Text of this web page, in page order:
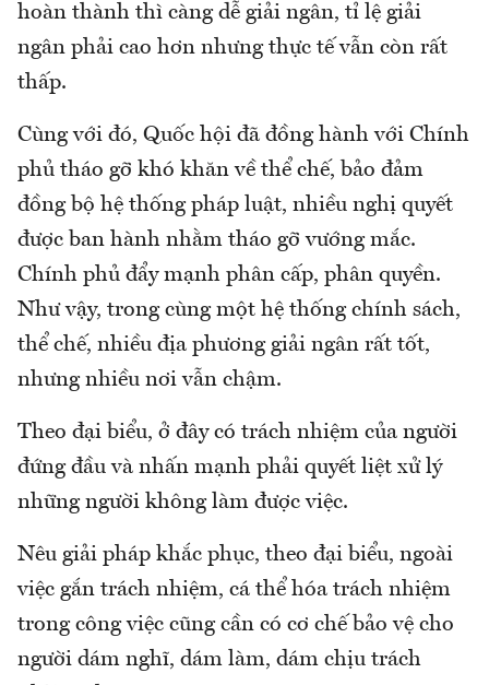
hoàn thành thì càng dễ giải ngân, tỉ lệ giải
ngân phải cao hơn nhưng thực tế vẫn còn rất
thấp.
Cùng với đó, Quốc hội đã đồng hành với Chính
phủ tháo gỡ khó khăn về thể chế, bảo đảm
đồng bộ hệ thống pháp luật, nhiều nghị quyết
được ban hành nhằm tháo gỡ vướng mắc.
Chính phủ đẩy mạnh phân cấp, phân quyền.
Như vậy, trong cùng một hệ thống chính sách,
thể chế, nhiều địa phương giải ngân rất tốt,
nhưng nhiều nơi vẫn chậm.
Theo đại biểu, ở đây có trách nhiệm của người
đứng đầu và nhấn mạnh phải quyết liệt xử lý
những người không làm được việc.
Nêu giải pháp khắc phục, theo đại biểu, ngoài
việc gắn trách nhiệm, cá thể hóa trách nhiệm
trong công việc cũng cần có cơ chế bảo vệ cho
người dám nghĩ, dám làm, dám chịu trách